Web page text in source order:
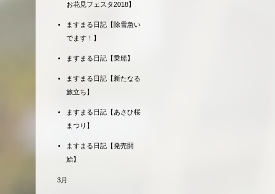
お花見フェスタ2018】
ますまる日記【除雪急い
でます！】
ますまる日記【乗船】
ますまる日記【新たなる
旅立ち】
ますまる日記【あさひ桜
まつり】
ますまる日記【発売開
始】
3月